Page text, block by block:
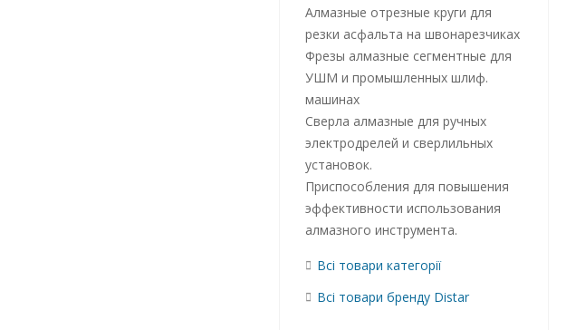
Алмазные отрезные круги для
резки асфальта на швонарезчиках
Фрезы алмазные сегментные для
УШМ и промышленных шлиф.
машинах
Сверла алмазные для ручных
электродрелей и сверлильных
установок.
Приспособления для повышения
эффективности использования
алмазного инструмента.
Всі товари категорії
Всі товари бренду Distar